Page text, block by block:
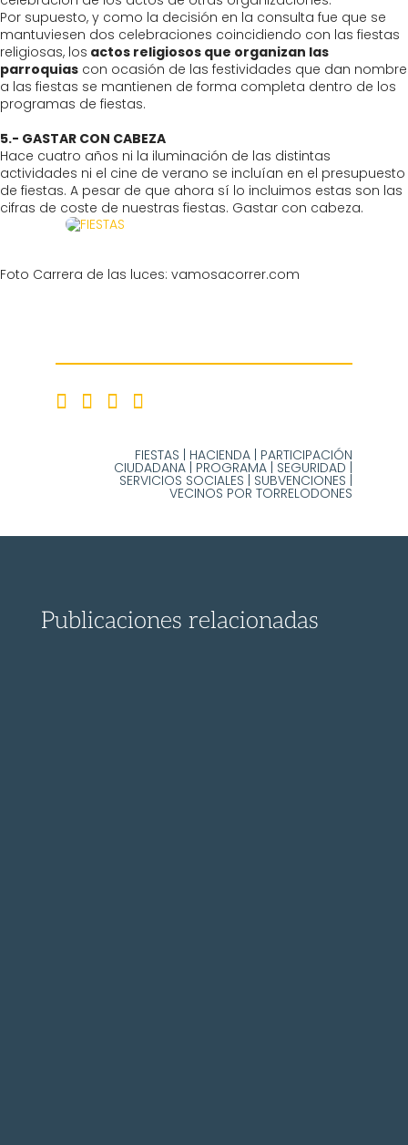
Por supuesto, y como la decisión en la consulta fue que se
mantuviesen dos celebraciones coincidiendo con las fiestas
religiosas, los actos religiosos que organizan las
parroquias con ocasión de las festividades que dan nombre
a las fiestas se mantienen de forma completa dentro de los
programas de fiestas.
5.- GASTAR CON CABEZA
Hace cuatro años ni la iluminación de las distintas
actividades ni el cine de verano se incluían en el presupuesto
de fiestas. A pesar de que ahora sí lo incluimos estas son las
cifras de coste de nuestras fiestas. Gastar con cabeza.
Foto Carrera de las luces: vamosacorrer.com
FIESTAS HACIENDA PARTICIPACIÓN
CIUDADANA PROGRAMA SEGURIDAD
SERVICIOS SOCIALES SUBVENCIONES
VECINOS POR TORRELODONES
Publicaciones relacionadas